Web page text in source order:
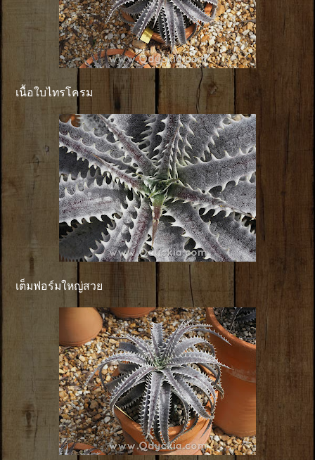
เนื้อใบไทรโครม
เต็มฟอร์มใหญ่สวย